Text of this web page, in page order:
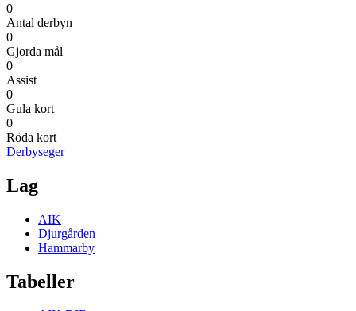
0
Antal derbyn
0
Gjorda mål
0
Assist
0
Gula kort
0
Röda kort
Derbyseger
Lag
AIK
Djurgården
Hammarby
Tabeller